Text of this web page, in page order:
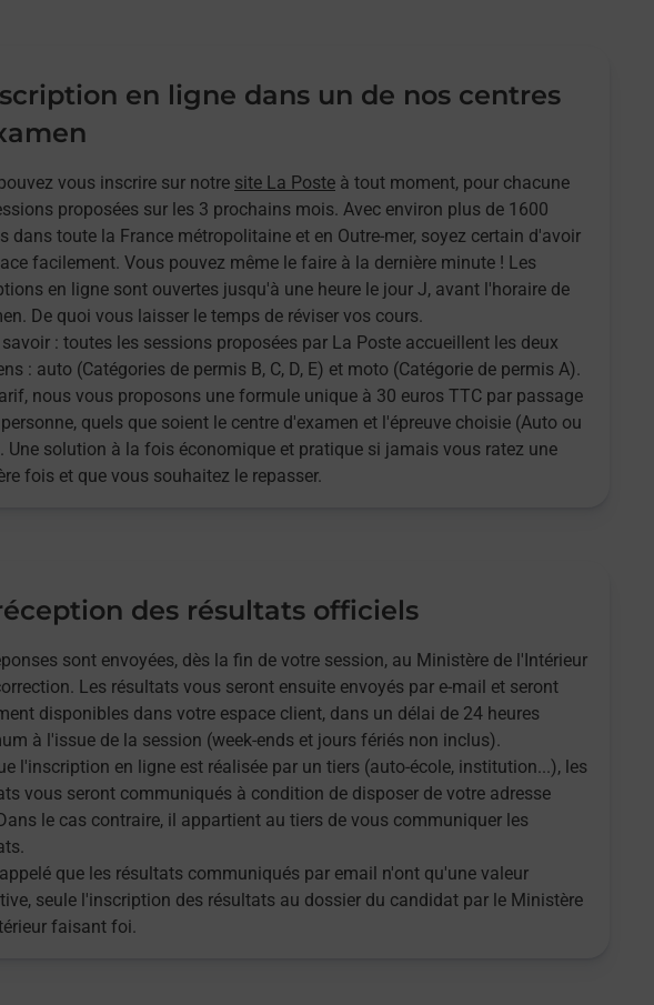
en ligne dans un de nos centres
vous inscrire sur notre site La Poste à tout moment, pour chacune
proposées sur les 3 prochains mois. Avec environ plus de 1600
dans toute la France métropolitaine et en Outre-mer, soyez certain d'avoir
facilement. Vous pouvez même le faire à la dernière minute ! Les
en ligne sont ouvertes jusqu'à une heure le jour J, avant l'horaire de
De quoi vous laisser le temps de réviser vos cours.
: toutes les sessions proposées par La Poste accueillent les deux
: auto (Catégories de permis B, C, D, E) et moto (Catégorie de permis A).
nous vous proposons une formule unique à 30 euros TTC par passage
quels que soient le centre d'examen et l'épreuve choisie (Auto ou
Une solution à la fois économique et pratique si jamais vous ratez une
fois et que vous souhaitez le repasser.
des résultats officiels
sont envoyées, dès la fin de votre session, au Ministère de l'Intérieur
Les résultats vous seront ensuite envoyés par e-mail et seront
disponibles dans votre espace client, dans un délai de 24 heures
à l'issue de la session (week-ends et jours fériés non inclus).
l'inscription en ligne est réalisée par un tiers (auto-école, institution...), les
vous seront communiqués à condition de disposer de votre adresse
le cas contraire, il appartient au tiers de vous communiquer les
que les résultats communiqués par email n'ont qu'une valeur
seule l'inscription des résultats au dossier du candidat par le Ministère
faisant foi.